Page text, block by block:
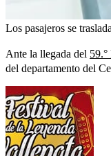
Los pasajeros se
Ante la llegada del
del departamento del